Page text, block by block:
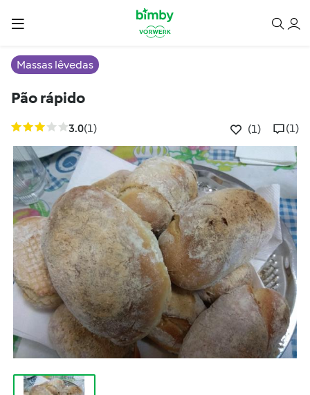
Massas lêvedas
Pão rápido
3.0(1) (1) (1)